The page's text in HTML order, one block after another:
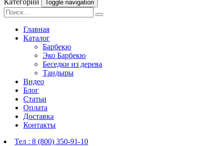
Категории Toggle navigation
Главная
Каталог
Барбекю
Эко Барбекю
Беседки из дерева
Тандыры
Видео
Блог
Статьи
Оплата
Доставка
Контакты
Тел : 8 (800) 350-91-10